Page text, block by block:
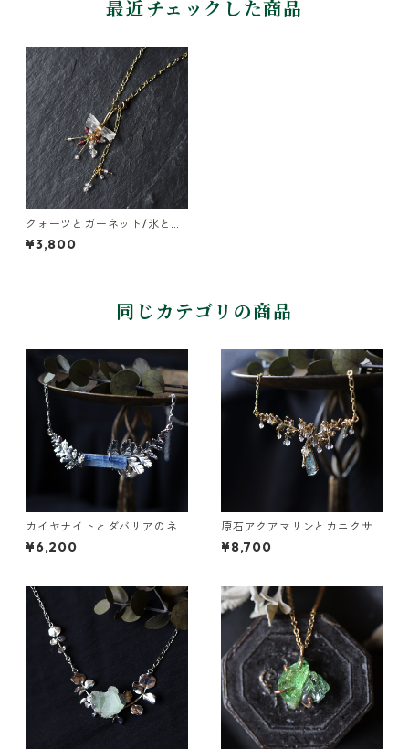
最近チェックした商品
クォーツとガーネット/氷と雪
の結晶ネックレス
¥3,800
同じカテゴリの商品
カイヤナイトとダバリアのネ
ックレス
¥6,200
原石アクアマリンとカニクサ
の葉の雫ネックレス
¥8,700